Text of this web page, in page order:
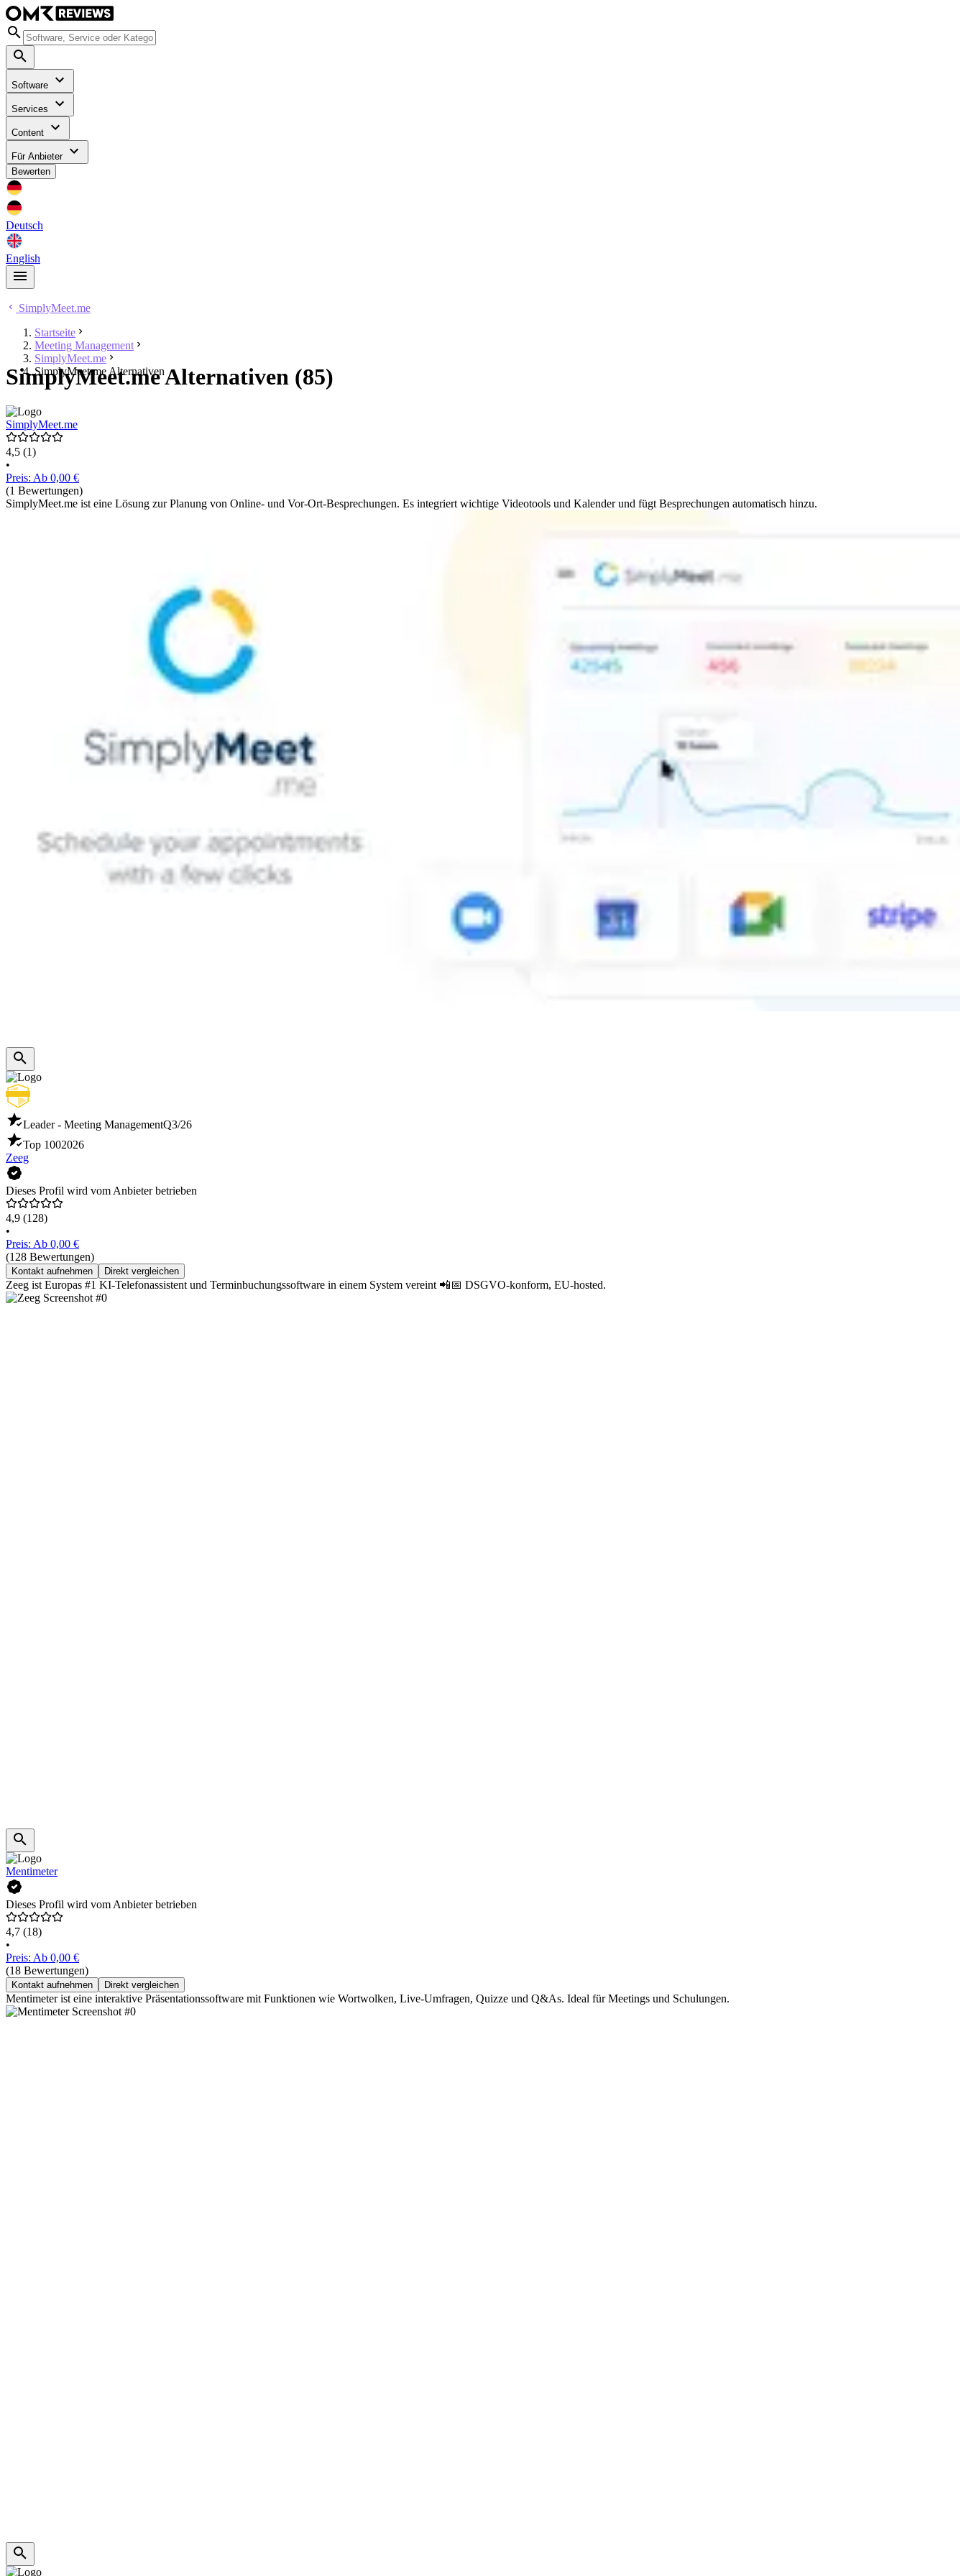
Software
Services
Content
Für Anbieter
Bewerten
Deutsch
English
SimplyMeet.me
Startseite
Meeting Management
SimplyMeet.me
SimplyMeet.me Alternativen
SimplyMeet.me Alternativen (85)
SimplyMeet.me
4,5 (1)
•
Preis: Ab 0,00 €
(1 Bewertungen)
SimplyMeet.me ist eine Lösung zur Planung von Online- und Vor-Ort-Besprechungen. Es integriert wichtige Videotools und Kalender und fügt Besprechungen automatisch hinzu.
Leader - Meeting ManagementQ3/26
Top 1002026
Zeeg
Dieses Profil wird vom Anbieter betrieben
4,9 (128)
•
Preis: Ab 0,00 €
(128 Bewertungen)
Kontakt aufnehmen Direkt vergleichen
Zeeg ist Europas #1 KI-Telefonassistent und Terminbuchungssoftware in einem System vereint 📲📅 DSGVO-konform, EU-hosted.
Mentimeter
Dieses Profil wird vom Anbieter betrieben
4,7 (18)
•
Preis: Ab 0,00 €
(18 Bewertungen)
Kontakt aufnehmen Direkt vergleichen
Mentimeter ist eine interaktive Präsentationssoftware mit Funktionen wie Wortwolken, Live-Umfragen, Quizze und Q&As. Ideal für Meetings und Schulungen.